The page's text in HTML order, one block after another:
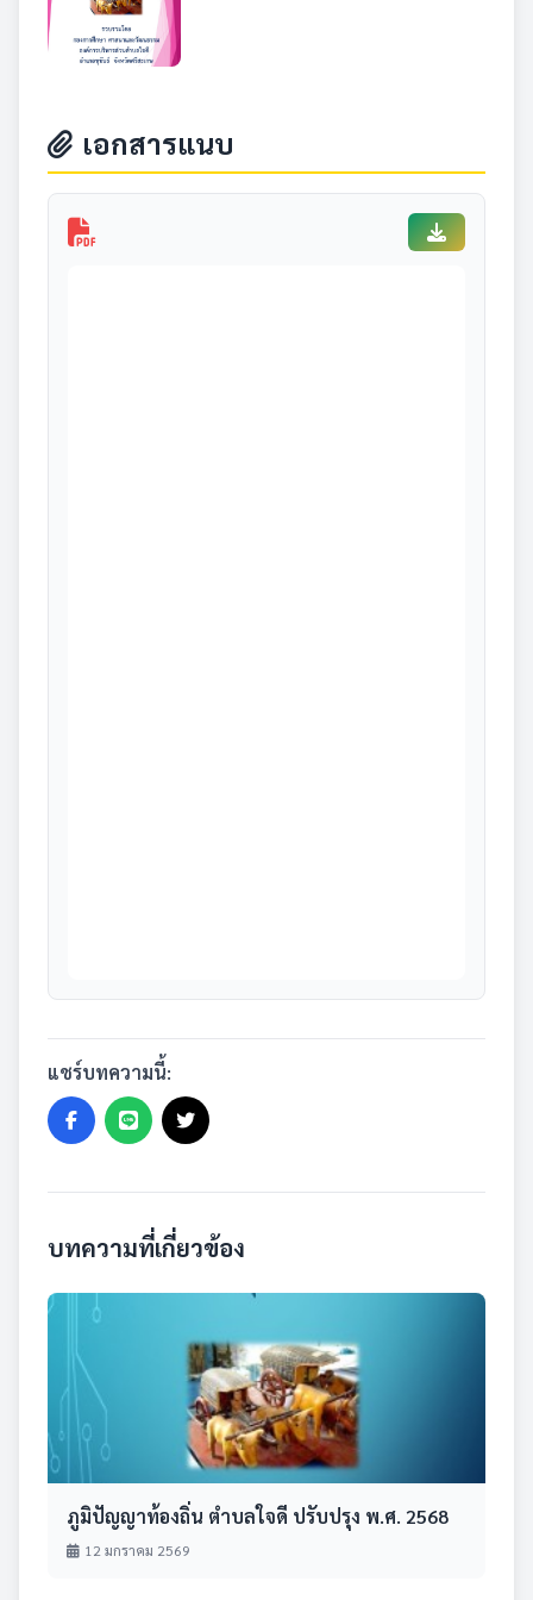
เอกสารแนบ
แชร์บทความนี้:
บทความที่เกี่ยวข้อง
ภูมิปัญญาท้องถิ่น ตำบลใจดี ปรับปรุง พ.ศ. 2568
12 มกราคม 2569